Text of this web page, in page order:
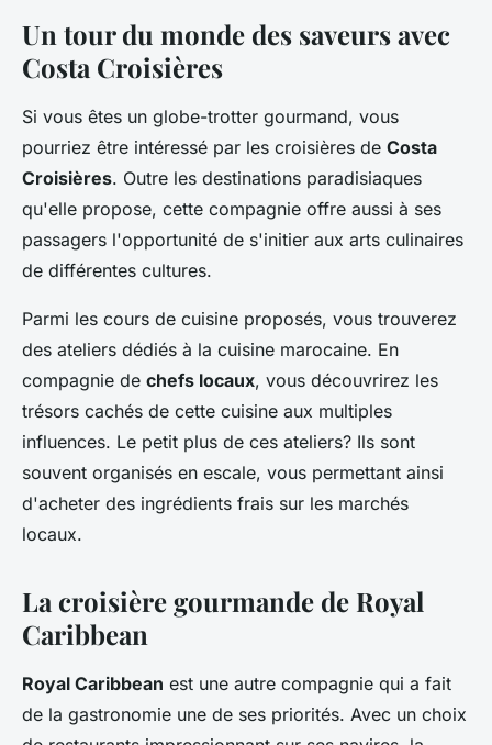
Un tour du monde des saveurs avec
Costa Croisières
Si vous êtes un globe-trotter gourmand, vous
pourriez être intéressé par les croisières de Costa
Croisières. Outre les destinations paradisiaques
qu'elle propose, cette compagnie offre aussi à ses
passagers l'opportunité de s'initier aux arts culinaires
de différentes cultures.
Parmi les cours de cuisine proposés, vous trouverez
des ateliers dédiés à la cuisine marocaine. En
compagnie de chefs locaux, vous découvrirez les
trésors cachés de cette cuisine aux multiples
influences. Le petit plus de ces ateliers? Ils sont
souvent organisés en escale, vous permettant ainsi
d'acheter des ingrédients frais sur les marchés
locaux.
La croisière gourmande de Royal
Caribbean
Royal Caribbean est une autre compagnie qui a fait
de la gastronomie une de ses priorités. Avec un choix